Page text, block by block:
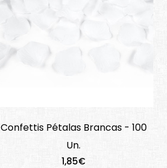
Confettis Pétalas Brancas - 100
Un.
1,85€